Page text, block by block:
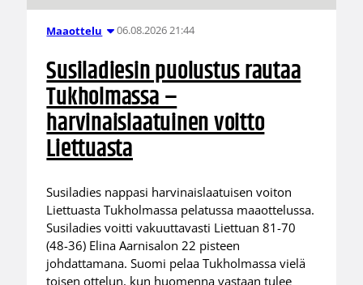
Maaottelu 06.08.2026 21:44
Susiladiesin puolustus rautaa
Tukholmassa –
harvinaislaatuinen voitto
Liettuasta
Susiladies nappasi harvinaislaatuisen voiton
Liettuasta Tukholmassa pelatussa maaottelussa.
Susiladies voitti vakuuttavasti Liettuan 81-70
(48-36) Elina Aarnisalon 22 pisteen
johdattamana. Suomi pelaa Tukholmassa vielä
toisen ottelun, kun huomenna vastaan tulee